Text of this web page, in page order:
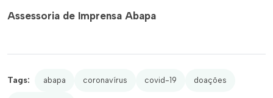
Assessoria de Imprensa Abapa
Tags: abapa coronavírus covid-19 doações